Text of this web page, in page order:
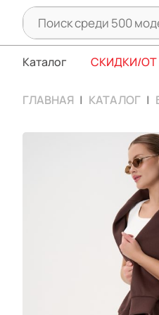
Каталог СКИДКИ/ОТ
ГЛАВНАЯ КАТАЛОГ